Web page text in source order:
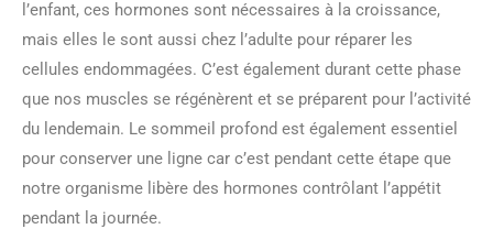
l’enfant, ces hormones sont nécessaires à la croissance,
mais elles le sont aussi chez l’adulte pour réparer les
cellules endommagées. C’est également durant cette phase
que nos muscles se régénèrent et se préparent pour l’activité
du lendemain. Le sommeil profond est également essentiel
pour conserver une ligne car c’est pendant cette étape que
notre organisme libère des hormones contrôlant l’appétit
pendant la journée.